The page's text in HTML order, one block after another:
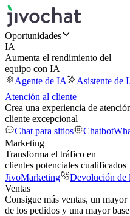
Oportunidades
IA
Aumenta el rendimiento del
equipo con IA
Agente de IA
Asistente de
Atención al cliente
Crea una experiencia de
cliente excepcional
Chat para sitios
Chatbot
Marketing
Transforma el tráfico en
clientes potenciales cualificados
JivoMarketing
Devolución de
Ventas
Consigue más ventas, un
de los pedidos y una mayor